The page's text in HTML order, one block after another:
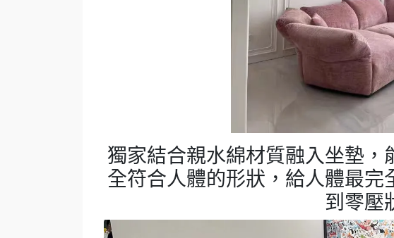
獨家結合親水綿材質融入坐墊
全符合人體的形狀，給人體最
到零壓